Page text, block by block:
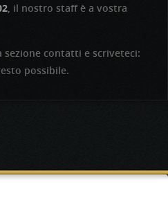
, il nostro staff è a vostra
contatti e scriveteci:
possibile.